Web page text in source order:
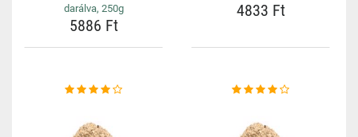
darálva, 250g
5886 Ft
4833 Ft